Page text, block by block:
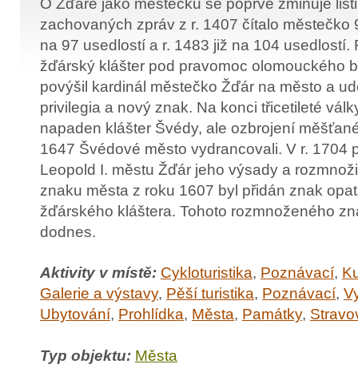
O Žďáře jako městečku se poprvé zmiňuje
zachovaných zpráv z r. 1407 čítalo městečko
na 97 usedlostí a r. 1483 již na 104 usedlostí.
žďárský klášter pod pravomoc olomouckého
povýšil kardinál městečko Žďár na město a
privilegia a nový znak. Na konci třicetileté
napaden klášter Švédy, ale ozbrojení
1647 Švédové město vydrancovali. V r. 1704
Leopold I. městu Žďár jeho výsady a
znaku města z roku 1607 byl přidán znak
žďárského kláštera. Tohoto rozmnoženého
dodnes.
Aktivity v místě: Cykloturistika, Poznávací,
Galerie a výstavy, Pěší turistika, Poznávací,
Ubytování, Prohlídka, Města, Památky,
Typ objektu: Města